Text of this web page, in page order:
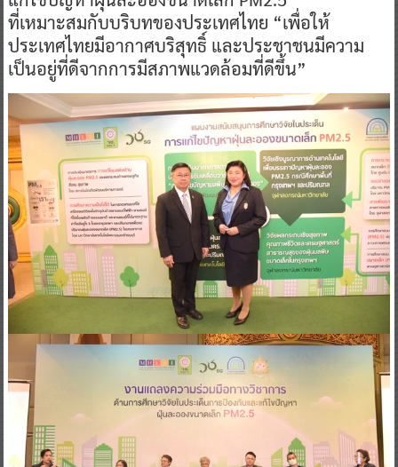
ที่เหมาะสมกับบริบทของประเทศไทย “เพื่อให้
ประเทศไทยมีอากาศบริสุทธิ์ และประชาชนมีความ
เป็นอยู่ที่ดีจากการมีสภาพแวดล้อมที่ดีขึ้น”